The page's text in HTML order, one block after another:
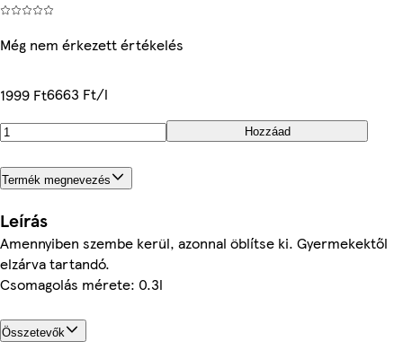
Még nem érkezett értékelés
1999 Ft6663 Ft/l
Hozzáad
Termék megnevezés
Leírás
Amennyiben szembe kerül, azonnal öblítse ki. Gyermekektől
elzárva tartandó.
Csomagolás mérete: 0.3l
Összetevők